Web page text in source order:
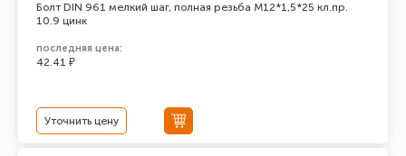
Болт DIN 961 мелкий шаг, полная резьба M12*1,5*25 кл.пр.
10.9 цинк
последняя цена:
42.41 ₽
Уточнить цену